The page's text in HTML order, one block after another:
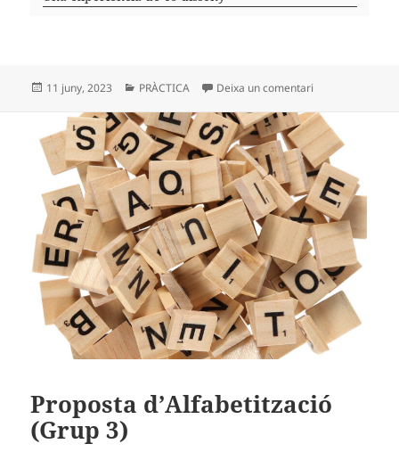
Publicat
11 juny, 2023 Categories
PRÀCTICA Deixa un comentari
Proposta d’Alfabetització
(Grup 3)